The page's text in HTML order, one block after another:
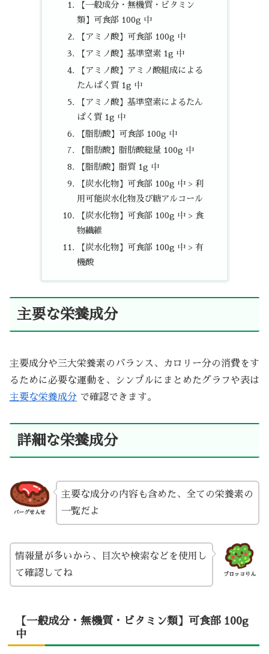
【一般成分・無機質・ビタミン
類】可食部 100g 中
【アミノ酸】可食部 100g 中
【アミノ酸】基準窒素 1g 中
【アミノ酸】アミノ酸組成による
たんぱく質 1g 中
【アミノ酸】基準窒素によるたん
ぱく質 1g 中
【脂肪酸】可食部 100g 中
【脂肪酸】脂肪酸総量 100g 中
【脂肪酸】脂質 1g 中
【炭水化物】可食部 100g 中 > 利
用可能炭水化物及び糖アルコール
【炭水化物】可食部 100g 中 > 食
物繊維
【炭水化物】可食部 100g 中 > 有
機酸
主要な栄養成分
主要成分や三大栄養素のバランス、カロリー分の消費をす
るために必要な運動を、シンプルにまとめたグラフや表は
主要な栄養成分 で確認できます。
詳細な栄養成分
バーグせんせ
主要な成分の内容も含めた、全ての栄養素の
一覧だよ
ブロッコりん
情報量が多いから、目次や検索などを使用し
て確認してね
【一般成分・無機質・ビタミン類】可食部 100g
中